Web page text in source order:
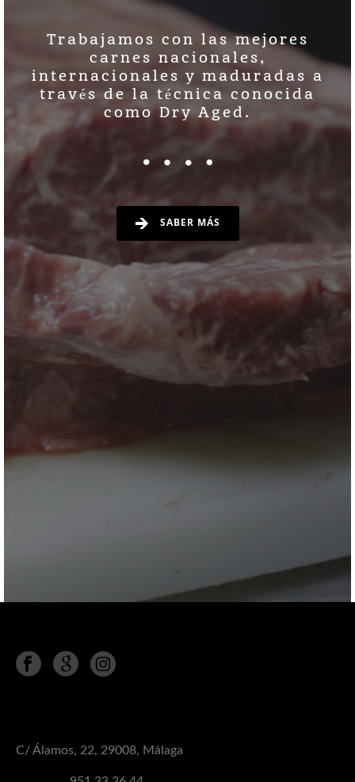
Trabajamos con las mejores
carnes nacionales,
internacionales y maduradas a
través de la técnica conocida
como Dry Aged.
SABER MÁS
C/ Álamos, 22, 29008, Málaga